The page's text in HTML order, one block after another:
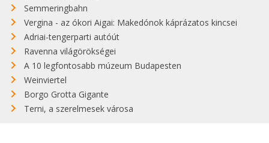
Semmeringbahn
Vergina - az ókori Aigai: Makedónok káprázatos kincsei
Adriai-tengerparti autóút
Ravenna világörökségei
A 10 legfontosabb múzeum Budapesten
Weinviertel
Borgo Grotta Gigante
Terni, a szerelmesek városa